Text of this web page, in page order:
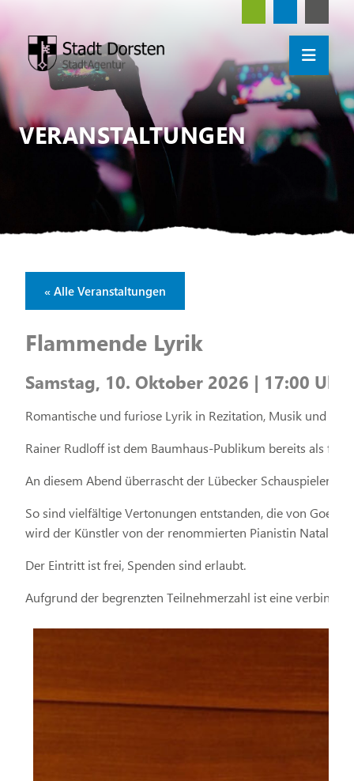
VERANSTALTUNGEN
« Alle Veranstaltungen
Flammende Lyrik
Samstag, 10. Oktober 2026 | 17:00 Uhr
Romantische und furiose Lyrik in Rezitation, Musik und
Rainer Rudloff ist dem Baumhaus-Publikum bereits als
An diesem Abend überrascht der Lübecker Schauspieler
So sind vielfältige Vertonungen entstanden, die von
wird der Künstler von der renommierten Pianistin Natalya
Der Eintritt ist frei, Spenden sind erlaubt.
Aufgrund der begrenzten Teilnehmerzahl ist eine